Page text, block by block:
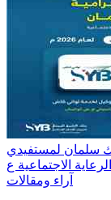
سلمان لمستفيدي
آراء ومقالات